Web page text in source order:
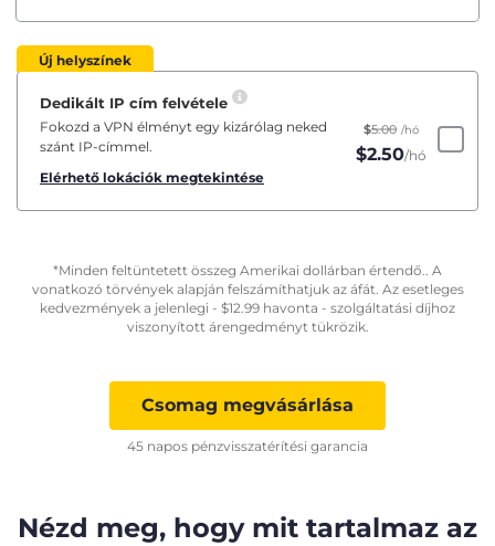
Új helyszínek
Dedikált IP cím felvétele
Fokozd a VPN élményt egy kizárólag neked
szánt IP-címmel.
Elérhető lokációk megtekintése
$5.00 /hó
$2.50/hó
*Minden feltüntetett összeg Amerikai dollárban értendő.. A
vonatkozó törvények alapján felszámíthatjuk az áfát. Az esetleges
kedvezmények a jelenlegi - $12.99 havonta - szolgáltatási díjhoz
viszonyított árengedményt tükrözik.
Csomag megvásárlása
45 napos pénzvisszatérítési garancia
Nézd meg, hogy mit tartalmaz az